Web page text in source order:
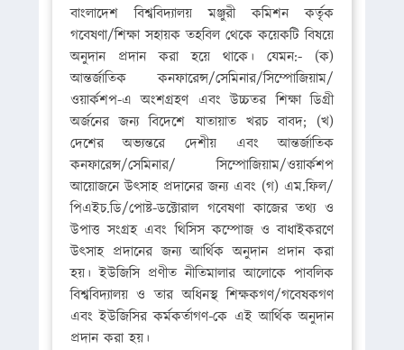
বাংলাদেশ বিশ্ববিদ্যালয় মঞ্জুরী কমিশন কর্তৃক
গবেষণা/শিক্ষা সহায়ক তহবিল থেকে কয়েকটি বিষয়ে
অনুদান প্রদান করা হয়ে থাকে। যেমন:- (ক)
আন্তর্জাতিক কনফারেন্স/সেমিনার/সিম্পোজিয়াম/
ওয়ার্কশপ-এ অংশগ্রহণ এবং উচ্চতর শিক্ষা ডিগ্রী
অর্জনের জন্য বিদেশে যাতায়াত খরচ বাবদ; (খ)
দেশের অভ্যন্তরে দেশীয় এবং আন্তর্জাতিক
কনফারেন্স/সেমিনার/ সিম্পোজিয়াম/ওয়ার্কশপ
আয়োজনে উৎসাহ প্রদানের জন্য এবং (গ) এম.ফিল/
পিএইচ.ডি/পোষ্ট-ডক্টোরাল গবেষণা কাজের তথ্য ও
উপাত্ত সংগ্রহ এবং থিসিস কম্পোজ ও বাধাইকরণে
উৎসাহ প্রদানের জন্য আর্থিক অনুদান প্রদান করা
হয়। ইউজিসি প্রণীত নীতিমালার আলোকে পাবলিক
বিশ্ববিদ্যালয় ও তার অধিনস্থ শিক্ষকগণ/গবেষকগণ
এবং ইউজিসির কর্মকর্তাগণ-কে এই আর্থিক অনুদান
প্রদান করা হয়।